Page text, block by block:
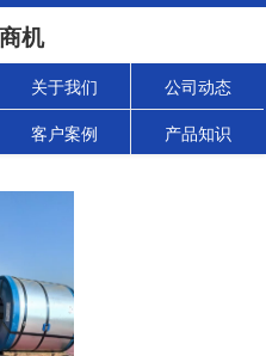
机
关于我们 公司动态
客户案例 产品知识